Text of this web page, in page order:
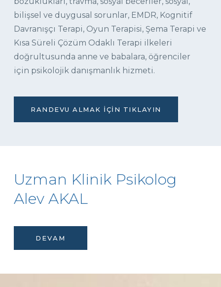
bilişsel ve duygusal sorunlar, EMDR, Kognitif
Davranışçı Terapi, Oyun Terapisi, Şema Terapi ve
Kısa Süreli Çözüm Odaklı Terapi ilkeleri
doğrultusunda anne ve babalara, öğrenciler
için psikolojik danışmanlık hizmeti.
RANDEVU ALMAK İÇIN TIKLAYIN
Uzman Klinik Psikolog
Alev AKAL
DEVAM